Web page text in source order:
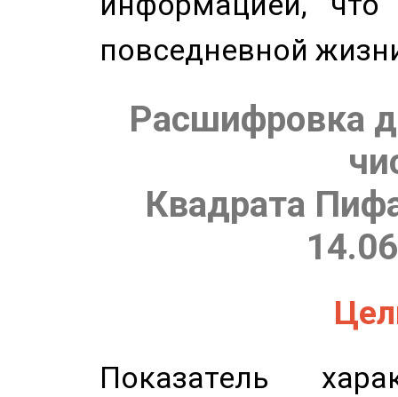
повседневной
Расшифровка
Квадрата
Показатель